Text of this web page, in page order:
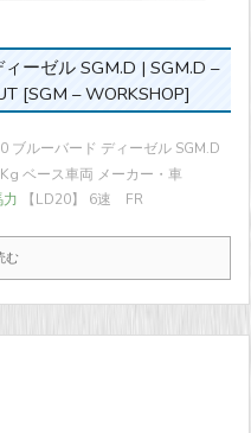
ーゼル SGM.D | SGM.D –
[SGM – WORKSHOP]
ブルーバード ディーゼル SGM.D
ベース車両 メーカー・車
【LD20】 6速 FR
む